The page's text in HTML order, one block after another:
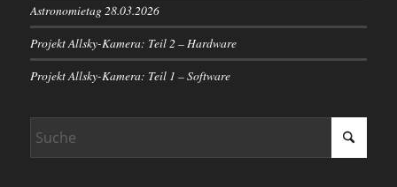
Astronomietag 28.03.2026
Projekt Allsky-Kamera: Teil 2 – Hardware
Projekt Allsky-Kamera: Teil 1 – Software